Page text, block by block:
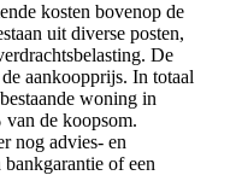
kosten bovenop de
uit diverse posten,
De
aankoopprijs. In totaal
woning in
van de koopsom.
nog advies- en
of een